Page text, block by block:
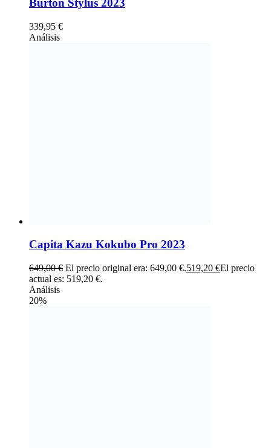
Burton Stylus 2023
339,95 €
Análisis
Capita Kazu Kokubo Pro 2023
649,00€ El precio original era: 649,00 €.519,20 €El precio
actual es: 519,20 €.
Análisis
20%